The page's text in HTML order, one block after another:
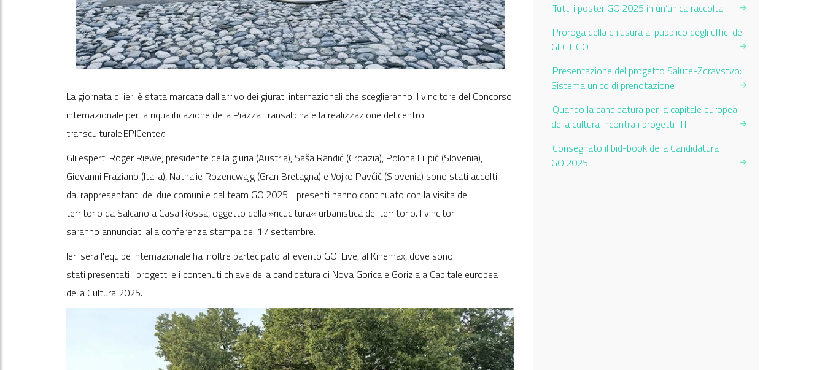
La giornata di ieri è stata marcata dall'arrivo dei giurati internazionali che sceglieranno il vincitore del Concorso
internazionale per la riqualificazione della Piazza Transalpina e la realizzazione del centro
transculturale EPICenter.
Gli esperti Roger Riewe, presidente della giuria (Austria), Saša Randić (Croazia), Polona Filipič (Slovenia),
Giovanni Fraziano (Italia), Nathalie Rozencwajg (Gran Bretagna) e Vojko Pavčič (Slovenia) sono stati accolti
dai rappresentanti dei due comuni e dal team GO!2025. I presenti hanno continuato con la visita del
territorio da Salcano a Casa Rossa, oggetto della »ricucitura« urbanistica del territorio. I vincitori
saranno annunciati alla conferenza stampa del 17 settembre.
Ieri sera l'equipe internazionale ha inoltre partecipato all'evento GO! Live, al Kinemax, dove sono
stati presentati i progetti e i contenuti chiave della candidatura di Nova Gorica e Gorizia a Capitale europea
della Cultura 2025.
Tutti i poster GO!2025 in un’unica raccolta
Proroga della chiusura al pubblico degli uffici del
GECT GO
Presentazione del progetto Salute-Zdravstvo:
Sistema unico di prenotazione
Quando la candidatura per la capitale europea
della cultura incontra i progetti ITI
Consegnato il bid-book della Candidatura
GO!2025